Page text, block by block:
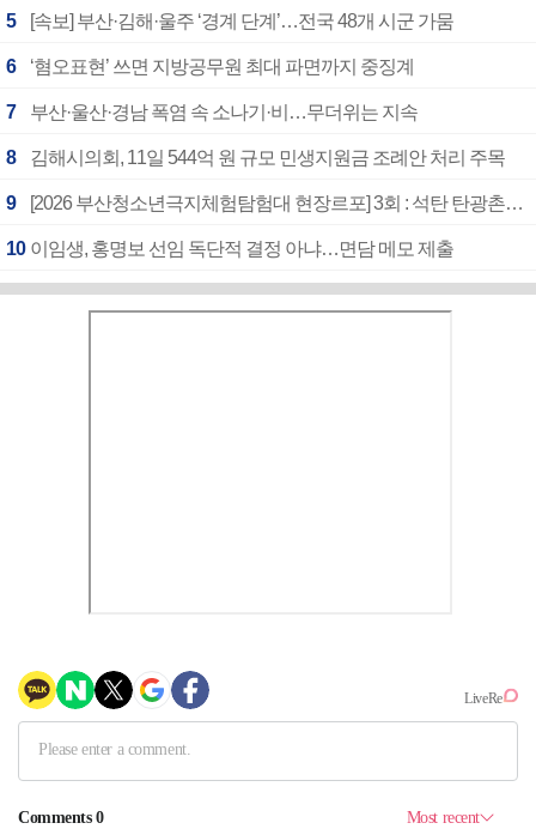
5 [속보] 부산·김해·울주 ‘경계 단계’…전국 48개 시군 가뭄
6 ‘혐오표현’ 쓰면 지방공무원 최대 파면까지 중징계
7 부산·울산·경남 폭염 속 소나기·비…무더위는 지속
8 김해시의회, 11일 544억 원 규모 민생지원금 조례안 처리 주목
9 [2026 부산청소년극지체험탐험대 현장르포] 3회 : 석탄 탄광촌에서 북극 연구의 중심지로
10 이임생, 홍명보 선임 독단적 결정 아냐…면담 메모 제출